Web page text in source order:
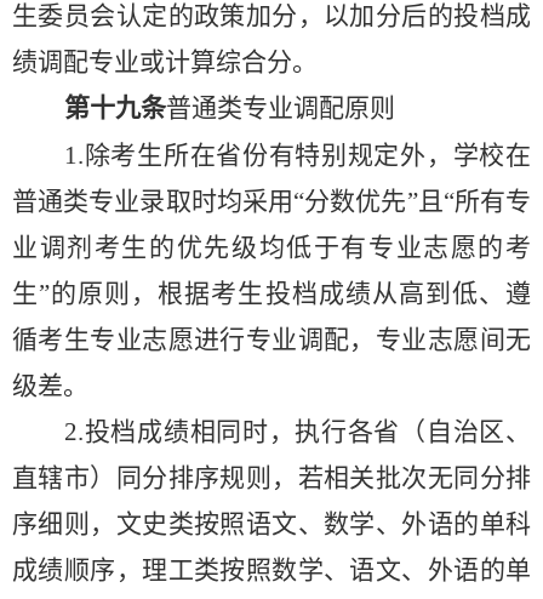
生委员会认定的政策加分 ， 以加分后的投档成
绩调配专业或计算综合分。
第十九条普通类专业调配原则
1. 除考生所在省份有特别规定外， 学校在
普通类专业录取时均采用 “分数优先”且 “所有专
业调剂考生的优先级均低于有专业志愿的考
生”的原则 ，根据考生投档成绩从高到低、 遵
循考生专业志愿进行专业调配，专业志愿间无
级差。
2.投档成绩相同时，执行各省（ 自治区、
直辖市）同分排序规则 ， 若相关批次无同分排
序细则 ， 文史类按照语文、数学、外语的单科
成绩顺序 ， 理工类按照数学、 语文、外语的单